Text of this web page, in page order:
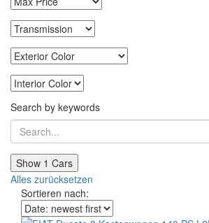
Search by keywords
Show 1 Cars
Alles zurücksetzen
Sortieren nach: